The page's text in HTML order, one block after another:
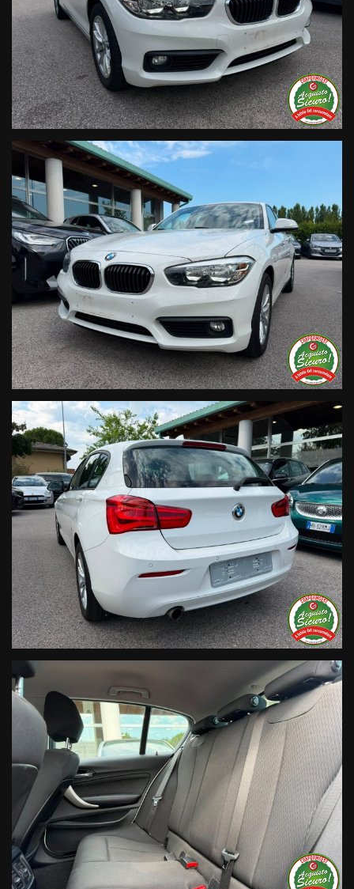
Segui Automobili Vendraminie leggi le recensioni che
descrivono l’esperienza dei nostri clienti:
• Sul nostro sito ufficiale www.automobilivendramini.it dove
potrai trovare l’intero parco auto aggiornato, maggiori foto e
info per ogni singola vettura, i nostri servizi e la nostra storia.
• Sulla nostra pagina Facebook
• Sulla nostra pagina Instagram
• Sul nostro profilo Google Business
Live Chat Whatsapp:
+ 39 347 2621925 Orari D al lunedì al venerdi 08:3012:00 –
14:30/19:30 Sabato 8:30 12:30 14.30 18.30
Trasparenza:
• Si precisa che le informazioni contenute negli annunci
online e nel proprio sito web sono state compilate con cura
affinché siano il più complete e precise; tuttavia possono
contenere errori e omissioni. Si declina ogni responsabilità
per eventuali involontarie incongruenze che non
rappresentano un impegno contrattuale.